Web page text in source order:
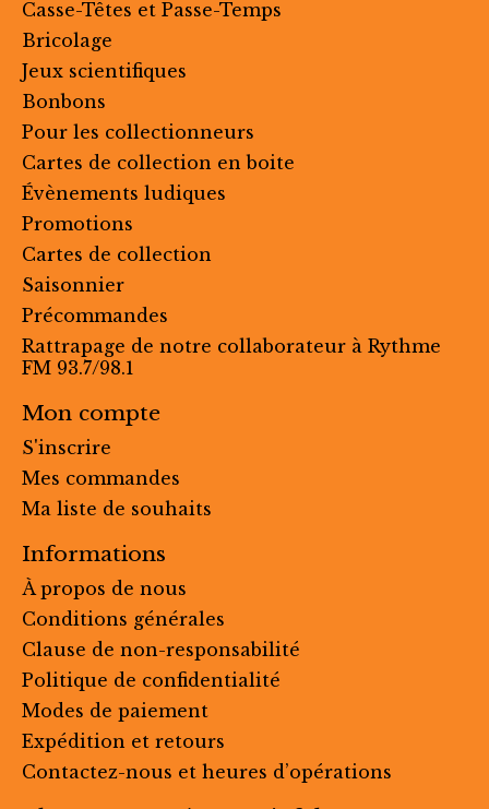
Casse-Têtes et Passe-Temps
Bricolage
Jeux scientifiques
Bonbons
Pour les collectionneurs
Cartes de collection en boite
Évènements ludiques
Promotions
Cartes de collection
Saisonnier
Précommandes
Rattrapage de notre collaborateur à Rythme
FM 93.7/98.1
Mon compte
S'inscrire
Mes commandes
Ma liste de souhaits
Informations
À propos de nous
Conditions générales
Clause de non-responsabilité
Politique de confidentialité
Modes de paiement
Expédition et retours
Contactez-nous et heures d’opérations